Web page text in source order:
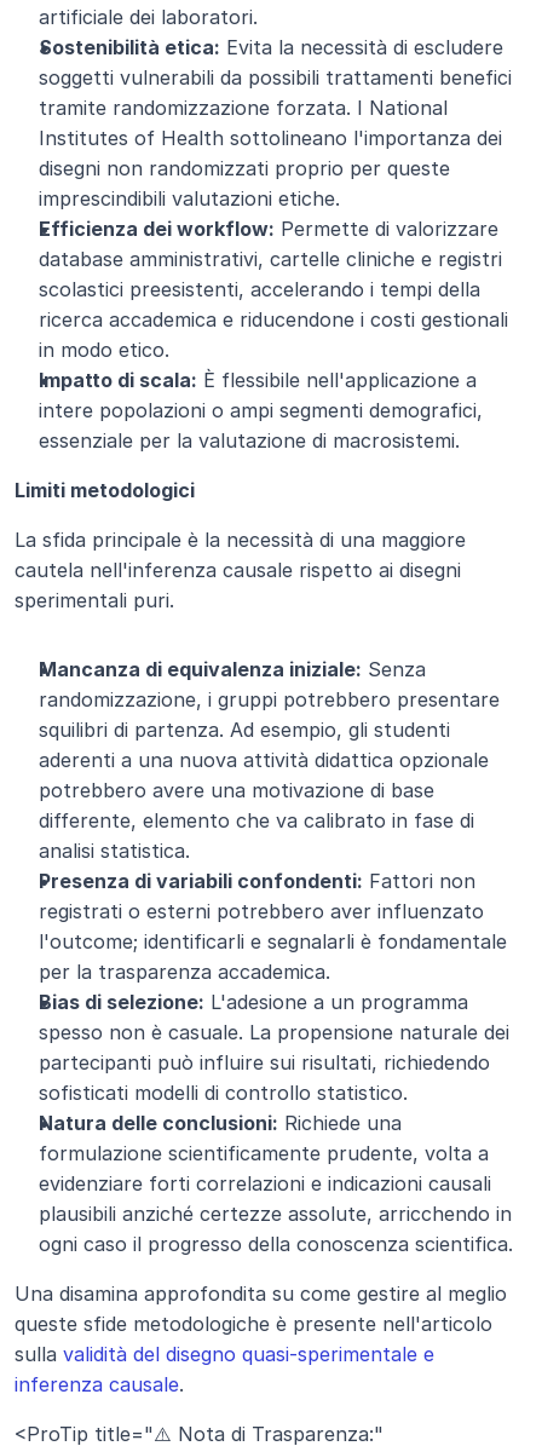
artificiale dei laboratori.
Sostenibilità etica: Evita la necessità di escludere
soggetti vulnerabili da possibili trattamenti benefici
tramite randomizzazione forzata. I National
Institutes of Health sottolineano l'importanza dei
disegni non randomizzati proprio per queste
imprescindibili valutazioni etiche.
Efficienza dei workflow: Permette di valorizzare
database amministrativi, cartelle cliniche e registri
scolastici preesistenti, accelerando i tempi della
ricerca accademica e riducendone i costi gestionali
in modo etico.
Impatto di scala: È flessibile nell'applicazione a
intere popolazioni o ampi segmenti demografici,
essenziale per la valutazione di macrosistemi.
Limiti metodologici
La sfida principale è la necessità di una maggiore
cautela nell'inferenza causale rispetto ai disegni
sperimentali puri.
Mancanza di equivalenza iniziale: Senza
randomizzazione, i gruppi potrebbero presentare
squilibri di partenza. Ad esempio, gli studenti
aderenti a una nuova attività didattica opzionale
potrebbero avere una motivazione di base
differente, elemento che va calibrato in fase di
analisi statistica.
Presenza di variabili confondenti: Fattori non
registrati o esterni potrebbero aver influenzato
l'outcome; identificarli e segnalarli è fondamentale
per la trasparenza accademica.
Bias di selezione: L'adesione a un programma
spesso non è casuale. La propensione naturale dei
partecipanti può influire sui risultati, richiedendo
sofisticati modelli di controllo statistico.
Natura delle conclusioni: Richiede una
formulazione scientificamente prudente, volta a
evidenziare forti correlazioni e indicazioni causali
plausibili anziché certezze assolute, arricchendo in
ogni caso il progresso della conoscenza scientifica.
Una disamina approfondita su come gestire al meglio
queste sfide metodologiche è presente nell'articolo
sulla validità del disegno quasi-sperimentale e
inferenza causale.
<ProTip title="⚠️ Nota di Trasparenza:"